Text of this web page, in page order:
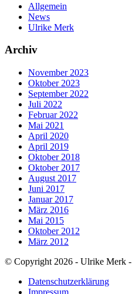
Allgemein
News
Ulrike Merk
Archiv
November 2023
Oktober 2023
September 2022
Juli 2022
Februar 2022
Mai 2021
April 2020
April 2019
Oktober 2018
Oktober 2017
August 2017
Juni 2017
Januar 2017
März 2016
Mai 2015
Oktober 2012
März 2012
© Copyright 2026 - Ulrike Merk -
Datenschutzerklärung